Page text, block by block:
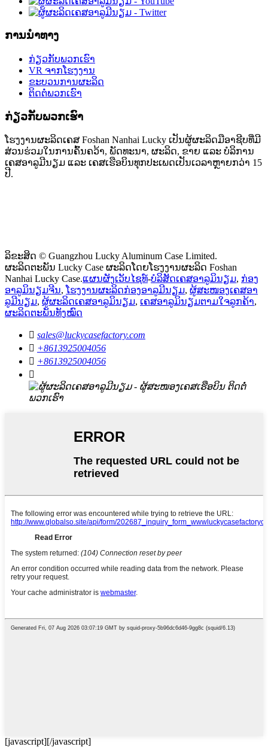
ການນຳທາງ
ກ່ຽວກັບພວກເຮົາ
VR ຈາກໂຮງງານ
ຂະບວນການຜະລິດ
ຕິດຕໍ່ພວກເຮົາ
ກ່ຽວກັບພວກເຮົາ
ໂຮງງານຜະລິດເຄສ Foshan Nanhai Lucky ເປັນຜູ້ຜະລິດມືອາຊີບທີ່ມີ
ສ່ວນຮ່ວມໃນການຄົ້ນຄວ້າ, ພັດທະນາ, ຜະລິດ, ຂາຍ ແລະ ບໍລິການ
ເຄສອາລູມີນຽມ ແລະ ເຄສເຮືອບິນທຸກປະເພດເປັນເວລາຫຼາຍກວ່າ 15
ປີ.
ລິຂະສິດ © Guangzhou Lucky Aluminum Case Limited.
ຜະລິດຕະພັນ Lucky Case ຜະລິດໂດຍໂຮງງານຜະລິດ Foshan
Nanhai Lucky Case.ແຜນຜັງເວັບໄຊທ໌-ບໍລິສັດເຄສອາລູມິນຽມ, ກ່ອງ
ອາລູມິນຽມຈີນ, ໂຮງງານຜະລິດກ່ອງອາລູມີນຽມ, ຜູ້ສະໜອງເຄສອາ
ລູມີນຽມ, ຜູ້ຜະລິດເຄສອາລູມິນຽມ, ເຄສອາລູມິນຽມຕາມໃຈລູກຄ້າ,
ຜະລິດຕະພັນທັງໝົດ
 sales@luckycasefactory.com
 +8613925004056
 +8613925004056

[javascript][/javascript]